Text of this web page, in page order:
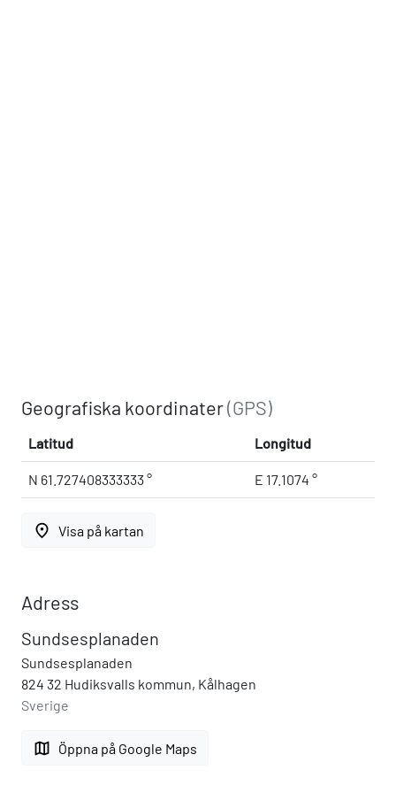
Geografiska koordinater(GPS)
Latitud Longitud
N 61.727408333333 ° E 17.1074 °
place Visa på kartan
Adress
Sundsesplanaden
Sundsesplanaden
824 32 Hudiksvalls kommun, Kålhagen
Sverige
map Öppna på Google Maps